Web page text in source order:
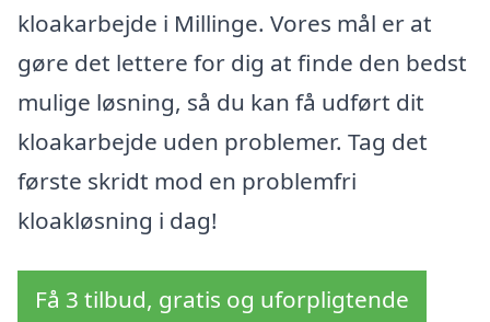
kloakarbejde i Millinge. Vores mål er at
gøre det lettere for dig at finde den bedst
mulige løsning, så du kan få udført dit
kloakarbejde uden problemer. Tag det
første skridt mod en problemfri
kloakløsning i dag!
Få 3 tilbud, gratis og uforpligtende